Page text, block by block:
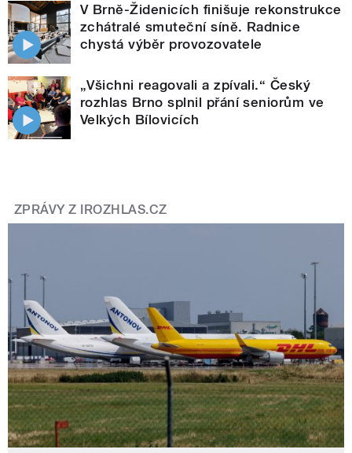
V Brně-Židenicích finišuje rekonstrukce
zchátralé smuteční síně. Radnice
chystá výběr provozovatele
„Všichni reagovali a zpívali.“ Český
rozhlas Brno splnil přání seniorům ve
Velkých Bílovicích
ZPRÁVY Z IROZHLAS.CZ